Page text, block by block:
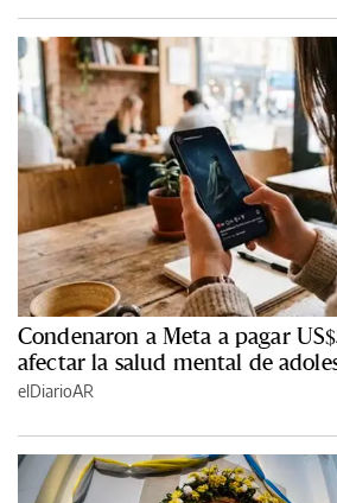
Condenaron a Meta a pagar
afectar la salud mental de
elDiarioAR